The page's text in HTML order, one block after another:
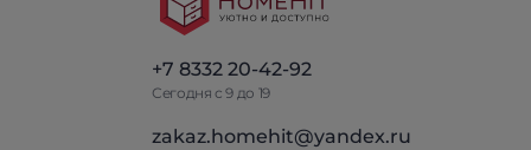
+7 8332 20-42-92
Сегодня с 9 до 19
zakaz.homehit@yandex.ru